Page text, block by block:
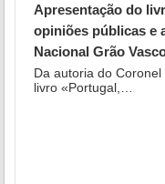
Apresentação do
opiniões públicas e
Nacional Grão
Da autoria do
livro «Portugal,…